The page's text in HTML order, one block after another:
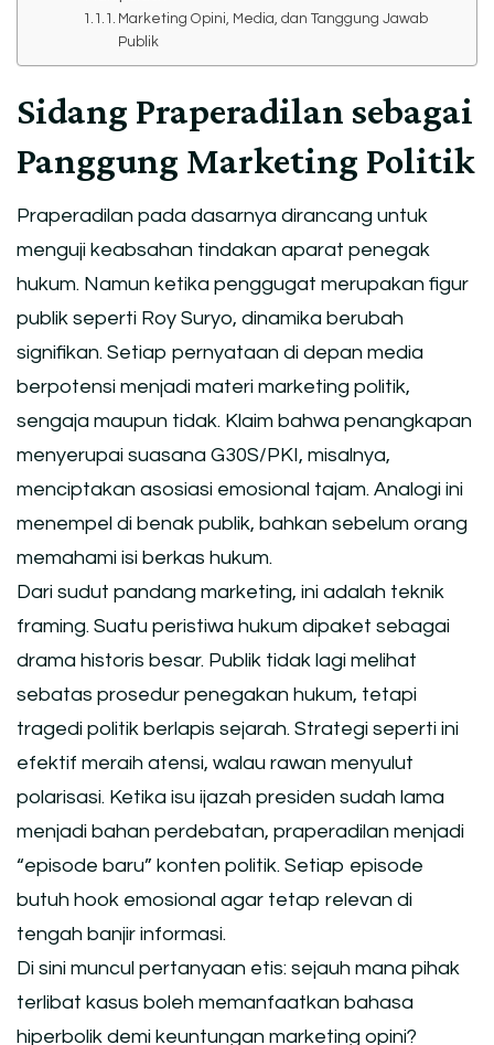
Marketing Opini, Media, dan Tanggung Jawab
Publik
Sidang Praperadilan sebagai
Panggung Marketing Politik
Praperadilan pada dasarnya dirancang untuk
menguji keabsahan tindakan aparat penegak
hukum. Namun ketika penggugat merupakan figur
publik seperti Roy Suryo, dinamika berubah
signifikan. Setiap pernyataan di depan media
berpotensi menjadi materi marketing politik,
sengaja maupun tidak. Klaim bahwa penangkapan
menyerupai suasana G30S/PKI, misalnya,
menciptakan asosiasi emosional tajam. Analogi ini
menempel di benak publik, bahkan sebelum orang
memahami isi berkas hukum.
Dari sudut pandang marketing, ini adalah teknik
framing. Suatu peristiwa hukum dipaket sebagai
drama historis besar. Publik tidak lagi melihat
sebatas prosedur penegakan hukum, tetapi
tragedi politik berlapis sejarah. Strategi seperti ini
efektif meraih atensi, walau rawan menyulut
polarisasi. Ketika isu ijazah presiden sudah lama
menjadi bahan perdebatan, praperadilan menjadi
“episode baru” konten politik. Setiap episode
butuh hook emosional agar tetap relevan di
tengah banjir informasi.
Di sini muncul pertanyaan etis: sejauh mana pihak
terlibat kasus boleh memanfaatkan bahasa
hiperbolik demi keuntungan marketing opini?